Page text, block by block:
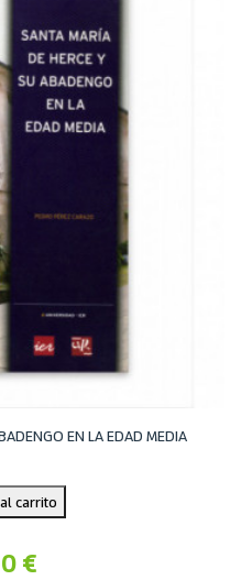
EN LA EDAD MEDIA
carrito
€